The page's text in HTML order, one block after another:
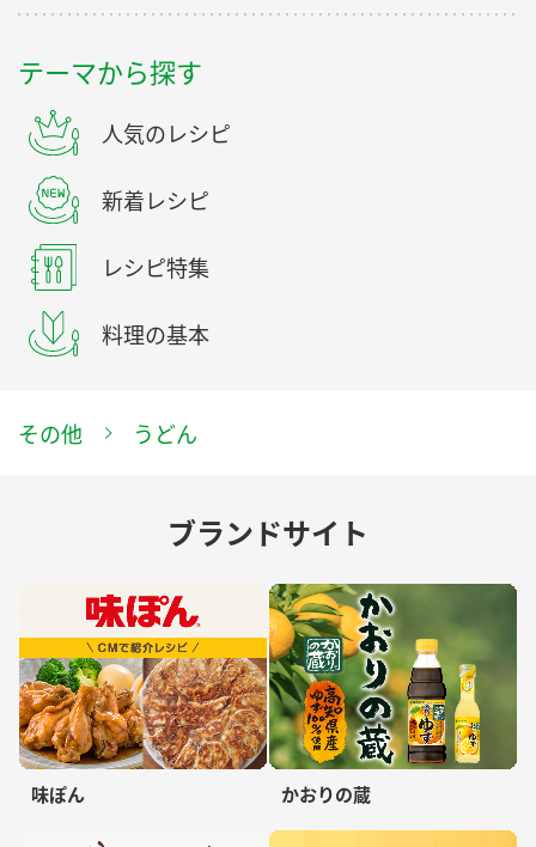
テーマから探す
人気のレシピ
新着レシピ
レシピ特集
料理の基本
その他 うどん
ブランドサイト
味ぽん かおりの蔵